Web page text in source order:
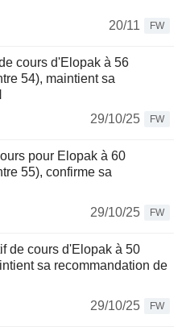
20/11
FW
cours d'Elopak à 56
54), maintient sa
29/10/25
FW
pour Elopak à 60
55), confirme sa
29/10/25
FW
de cours d'Elopak à 50
sa recommandation de
29/10/25
FW